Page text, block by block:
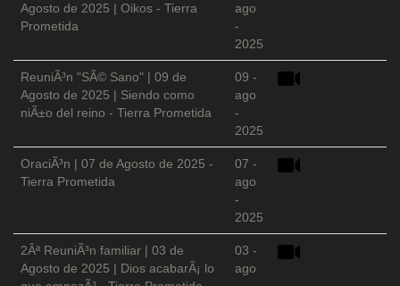
Agosto de 2025 | Oikos - Tierra
Prometida
ago
-
2025
ReuniÃ³n "SÃ© Sano" | 09 de
Agosto de 2025 | Siendo como
niÃ±o del reino - Tierra Prometida
09 -
ago
-
2025
OraciÃ³n | 07 de Agosto de 2025 -
Tierra Prometida
07 -
ago
-
2025
2Âª ReuniÃ³n familiar | 03 de
Agosto de 2025 | Dios acabarÃ¡ lo
03 -
ago